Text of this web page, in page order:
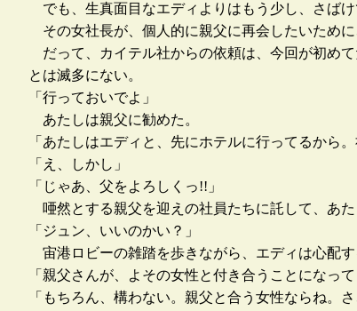
でも、生真面目なエディよりはもう少し、さばけ
その女社長が、個人的に親父に再会したいため
だって、カイテル社からの依頼は、今回が初め
とは滅多にない。
「行っておいでよ」
あたしは親父に勧めた。
「あたしはエディと、先にホテルに行ってるから
「え、しかし」
「じゃあ、父をよろしくっ!!」
唖然とする親父を迎えの社員たちに託して、あ
「ジュン、いいのかい？」
宙港ロビーの雑踏を歩きながら、エディは心配す
「親父さんが、よその女性と付き合うことになっ
「もちろん、構わない。親父と合う女性ならね。